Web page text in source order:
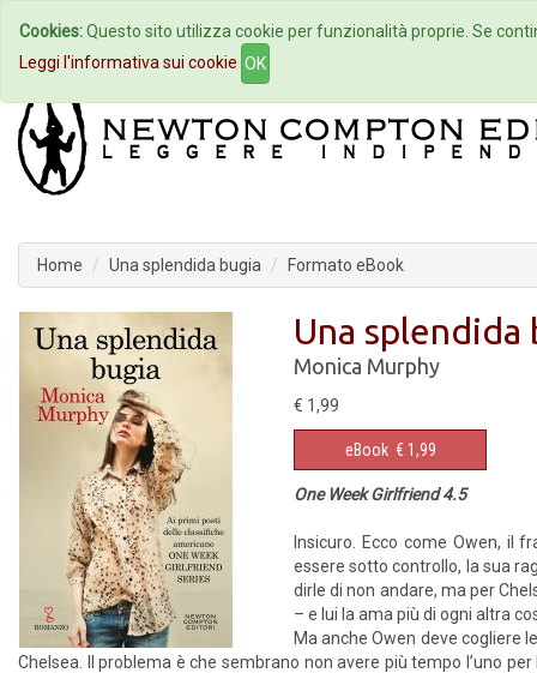
Home Autori Eventi
Home Una splendida bugia Formato eBook
Una splendida
Monica Murphy
€ 1,99
eBook € 1,99
One Week Girlfriend 4.5
Insicuro. Ecco come Owen, il
essere sotto controllo, la sua
dirle di non andare, ma per
– e lui la ama più di ogni altra
Ma anche Owen deve cogliere
Chelsea. Il problema è che sembrano non avere più tempo l’uno
Cookies:Questo sito utilizza cookie per funzionalità proprie. Se
Leggi l'informativa sui cookie OK